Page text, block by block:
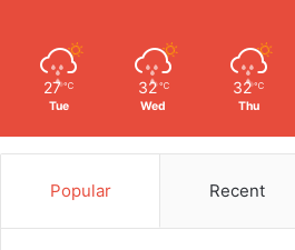
27 ℃
Tue
32 ℃
Wed
32 ℃
Thu
Popular Recent